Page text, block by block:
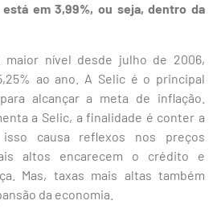
em 3,99%, ou seja, dentro da
nível desde julho de 2006,
ao ano. A Selic é o principal
alcançar a meta de inflação.
a Selic, a finalidade é conter a
isso causa reflexos nos preços
altos encarecem o crédito e
Mas, taxas mais altas também
da economia.